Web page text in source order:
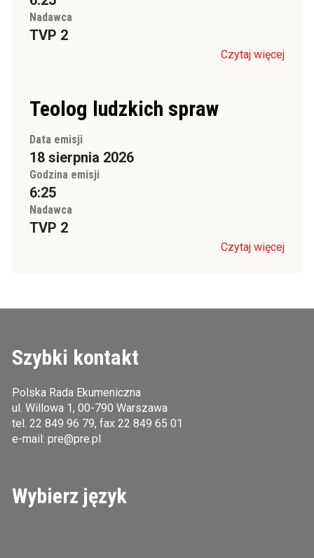
Nadawca
TVP 2
Czytaj więcej
Teolog ludzkich spraw
Data emisji
18 sierpnia 2026
Godzina emisji
6:25
Nadawca
TVP 2
Czytaj więcej
Szybki kontakt
Polska Rada Ekumeniczna
ul. Willowa 1, 00-790 Warszawa
tel. 22 849 96 79, fax 22 849 65 01
e-mail: pre@pre.pl
Wybierz język